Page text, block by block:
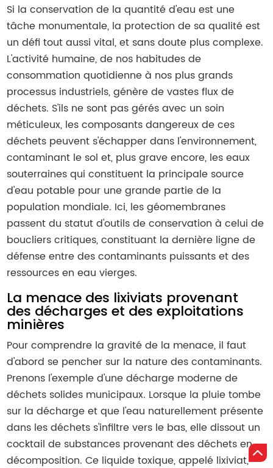
Si la conservation de la quantité d'eau est une
tâche monumentale, la protection de sa qualité est
un défi tout aussi vital, et sans doute plus complexe.
L'activité humaine, de nos habitudes de
consommation quotidienne à nos plus grands
processus industriels, génère de vastes flux de
déchets. S'ils ne sont pas gérés avec un soin
méticuleux, les composants dangereux de ces
déchets peuvent s'échapper dans l'environnement,
contaminant le sol et, plus grave encore, les eaux
souterraines qui constituent la principale source
d'eau potable pour une grande partie de la
population mondiale. Ici, les géomembranes
passent du statut d'outils de conservation à celui de
boucliers critiques, constituant la dernière ligne de
défense entre des contaminants puissants et des
ressources en eau vierges.
La menace des lixiviats provenant
des décharges et des exploitations
minières
Pour comprendre la gravité de la menace, il faut
d'abord se pencher sur la nature des contaminants.
Prenons l'exemple d'une décharge moderne de
déchets solides municipaux. Lorsque la pluie tombe
sur la décharge et que l'eau naturellement présente
dans les déchets s'infiltre vers le bas, elle dissout un
cocktail de substances provenant des déchets en
décomposition. Ce liquide toxique, appelé lixiviat,